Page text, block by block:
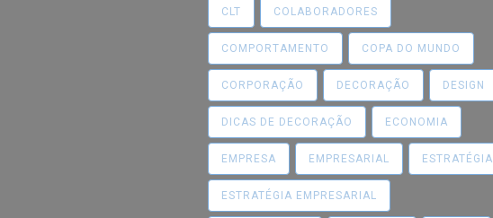
CLT COLABORADORES
COMPORTAMENTO COPA DO MUNDO
CORPORAÇÃO DECORAÇÃO DESIGN
DICAS DE DECORAÇÃO ECONOMIA
EMPRESA EMPRESARIAL ESTRATÉGIA
ESTRATÉGIA EMPRESARIAL